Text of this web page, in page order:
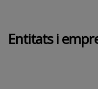
Entitats i